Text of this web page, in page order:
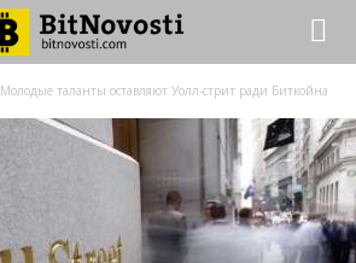
Молодые таланты оставляют Уолл-стрит ради Биткойна